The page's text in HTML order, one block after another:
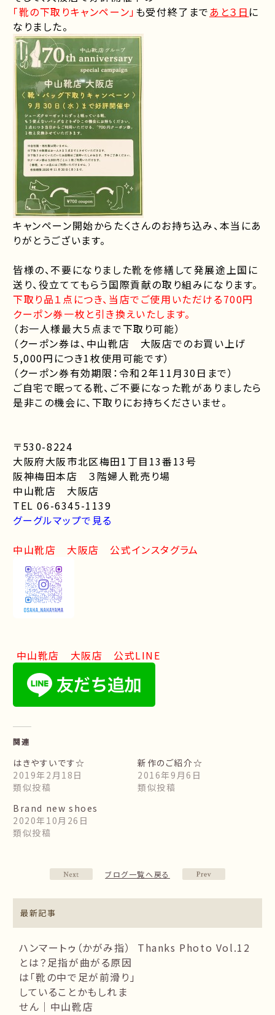
「靴の下取りキャンペーン」 も受付終了まであと３日 に
なりました。
キャンペーン開始からたくさんのお持ち込み、本当にあ
りがとうございます。
皆様の、不要になりました靴を修繕して発展途上国に
送り、役立ててもらう国際貢献の取り組みになります。
下取り品１点につき、当店でご使用いただける700円
クーポン券一枚と引き換えいたします。
（お一人様最大５点まで下取り可能）
（クーポン券は、中山靴店 大阪店でのお買い上げ
5,000円につき1枚使用可能です）
（クーポン券有効期限：令和２年11月30日まで）
ご自宅で眠ってる靴、ご不要になった靴がありましたら
是非この機会に、下取りにお持ちくださいませ。
〒530-8224
大阪府大阪市北区梅田1丁目13番13号
阪神梅田本店 ３階婦人靴売り場
中山靴店 大阪店
TEL 06-6345-1139
グーグルマップで見る
中山靴店 大阪店 公式インスタグラム
中山靴店 大阪店 公式LINE
関連
はきやすいです☆
2019年2月18日
類似投稿
新作のご紹介☆
2016年9月6日
類似投稿
Brand new shoes
2020年10月26日
類似投稿
ブログ一覧へ戻る
最新記事
ハンマートゥ（かがみ指）
とは？足指が曲がる原因
は「靴の中で足が前滑り」
していることかもしれま
せん｜中山靴店
Thanks Photo Vol.12